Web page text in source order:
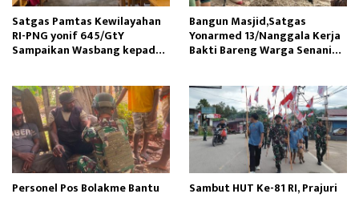
Satgas Pamtas Kewilayahan
RI-PNG yonif 645/GtY
Sampaikan Wasbang kepada
Bangun Masjid,Satgas
Yonarmed 13/Nanggala Kerja
Bakti Bareng Warga Senaning
Personel Pos Bolakme Bantu Sambut HUT Ke-81 RI, Prajuri